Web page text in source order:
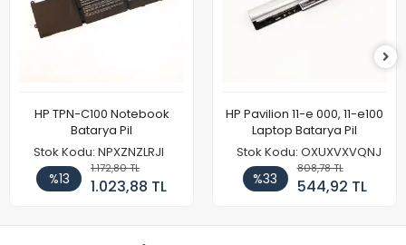
HP TPN-C100 Notebook
Batarya Pil
Stok Kodu: NPXZNZLRJI
%13
1.172,80 TL
1.023,88 TL
HP Pavilion 11-e 000, 11-e100
Laptop Batarya Pil
Stok Kodu: OXUXVXVQNJ
%33
808,78 TL
544,92 TL